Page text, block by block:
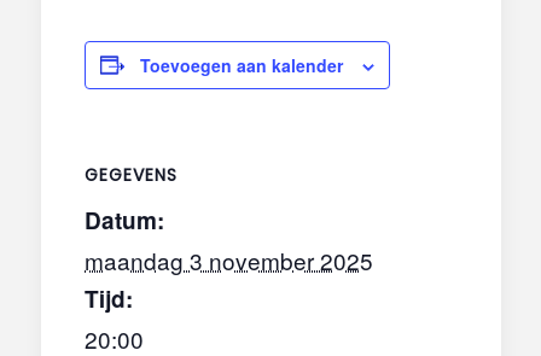
Toevoegen aan kalender
GEGEVENS
Datum:
maandag 3 november 2025
Tijd:
20:00